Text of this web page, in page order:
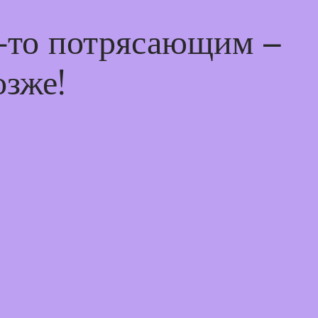
потрясающим –